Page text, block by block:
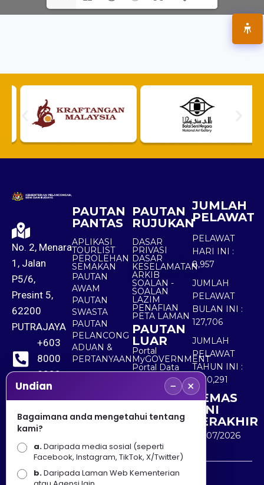
No. 2, Menara
1, Jalan
P5/6,
Presint 5,
62200
PUTRAJAYA
+603
8000
8000
+603
8891
7100
PAUTAN
PANTAS
APLIKASI
TOURLIST
PEROLEHAN
SEMAKAN
PAUTAN
AWAM
PAUTAN
SWASTA
PAUTAN
PELANCONG
ADUAN &
PERTANYAAN
PAUTAN
RUJUKAN
DASAR
PRIVASI
DASAR
KESELAMATAN
ARKIB
SOALAN -
SOALAN
LAZIM
PENAFIAN
PETA LAMAN
PAUTAN
LUAR
Portal
MyGOVERNMENT
Portal Data
Terbuka
Sektor Awam
JUMLAH
PELAWAT
PELAWAT
HARI INI :
8,957
JUMLAH
PELAWAT
BULAN INI :
127,706
JUMLAH
PELAWAT
TAHUN INI :
5,530,291
KEMAS
KINI
TERAKHIR
30/07/2026
Penafian : Kerajaan Malaysia dan Kementerian
Undian − ×
Bagaimana anda mengetahui tentang
kami?
a.Daripada media sosial (seperti
Facebook, Instagram, TikTok, X/Twitter)
b.Daripada Laman Web Kementerian